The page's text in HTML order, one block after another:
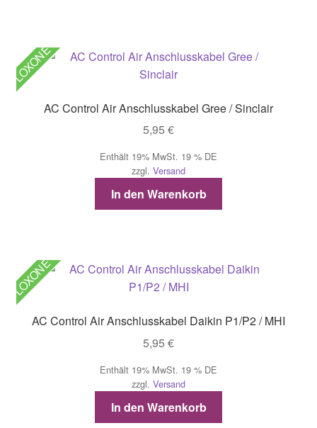
LOXONE
AC Control Air Anschlusskabel Gree / Sinclair
5,95 €
Enthält 19% MwSt. 19 % DE
zzgl. Versand
In den Warenkorb
LOXONE
AC Control Air Anschlusskabel Daikin P1/P2 / MHI
5,95 €
Enthält 19% MwSt. 19 % DE
zzgl. Versand
In den Warenkorb